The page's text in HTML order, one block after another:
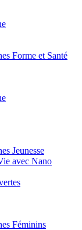
Forme et Santé
Jeunesse
avec Nano
Féminins